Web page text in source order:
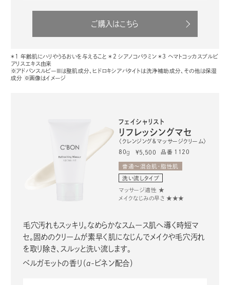
ご購入はこちら
＊1 年齢肌にハリやうるおいを与えること ＊2 シアノコバラミン ＊3 ヘマトコッカスプルビ
アリスエキス由来
※アドバンスルビーⅢは整肌成分、ヒドロキシアパタイトは洗浄補助成分、その他は保湿
成分 ※画像はイメージ
フェイシャリスト
リフレッシングマセ
〈クレンジング＆マッサージクリーム〉
80g ¥5,500 品番 1120
普通～混合肌・脂性肌
洗い流しタイプ
マッサージ適性 ★
メイクなじみの早さ ★★★
毛穴汚れもスッキリ。なめらかなスムース肌へ導く時短マ
セ。固めのクリームが素早く肌になじんでメイクや毛穴汚れ
を取り除き、スルッと洗い流します。
ベルガモットの香り（α-ピネン配合）